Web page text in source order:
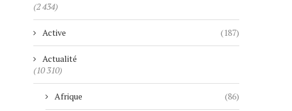
(2 434)
Active (187)
Actualité
(10 310)
Afrique (86)